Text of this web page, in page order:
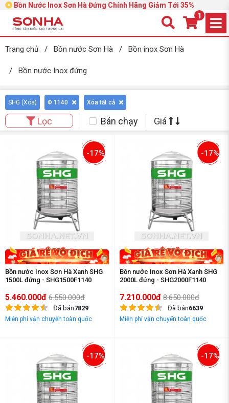
Bồn Nước Inox Sơn Hà Đứng Chính Hãng Giảm Tới 35%
1
Trang chủ / Bồn nước Sơn Hà / Bồn inox Sơn Hà
/ Bồn nước Inox đứng
SHG (Xóa) Φ 1140 Xóa tất cả
Lọc Bán chạy Giá
-17%
Bồn nước Inox Sơn Hà Xanh SHG
1500L đứng - SHG1500F1140
5.460.000đ 6.550.000đ
Đã bán7829
Miễn phí vận chuyển toàn quốc
-17%
Bồn nước Inox Sơn Hà Xanh SHG
2000L đứng - SHG2000F1140
7.210.000đ 8.650.000đ
Đã bán6639
Miễn phí vận chuyển toàn quốc
-17% -17%